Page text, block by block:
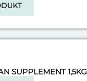
SUPPLEMENT 1,5KG